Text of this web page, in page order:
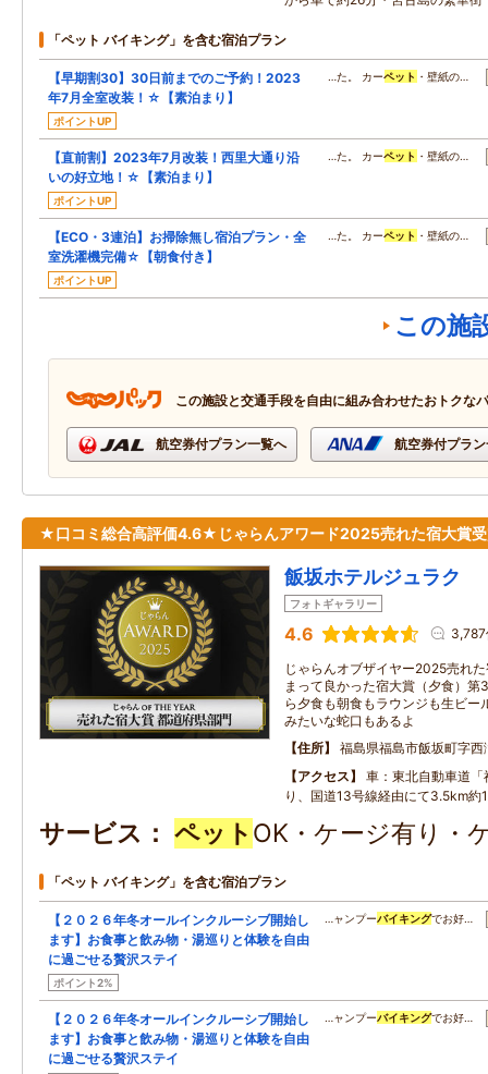
「ペット バイキング」を含む宿泊プラン
【早期割30】30日前までのご予約！2023
年7月全室改装！☆【素泊まり】
ポイントUP
…た。 カーペット ・壁紙の…
【直前割】2023年7月改装！西里大通り沿
いの好立地！☆【素泊まり】
ポイントUP
…た。 カーペット ・壁紙の…
【ECO・3連泊】お掃除無し宿泊プラン・全
室洗濯機完備☆【朝食付き】
ポイントUP
…た。 カーペット ・壁紙の…
この施
この施設と交通手段を自由に組み合わせたおトクな
航空券付プラン一覧へ 航空券付プラ
★口コミ総合高評価4.6★じゃらんアワード2025売れた宿大賞
飯坂ホテルジュラク
フォトギャラリー
4.6
じゃらんオブザイヤー2025売れ
まって良かった宿大賞（夕食）
ら夕食も朝食もラウンジも生ビー
みたいな蛇口もあるよ
住所
福島県福島市飯坂町字西
アクセス
車：東北自動車道
り、国道13号線経由にて3.5km約
サービス ペット OK・ケージ有り・
「ペット バイキング」を含む宿泊プラン
【２０２６年冬オールインクルーシブ開始し
ます】お食事と飲み物・湯巡りと体験を自由
に過ごせる贅沢ステイ
ポイント2%
…ャンプーバイキングでお好…
【２０２６年冬オールインクルーシブ開始し
ます】お食事と飲み物・湯巡りと体験を自由
に過ごせる贅沢ステイ
…ャンプーバイキングでお好…